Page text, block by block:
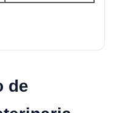
de